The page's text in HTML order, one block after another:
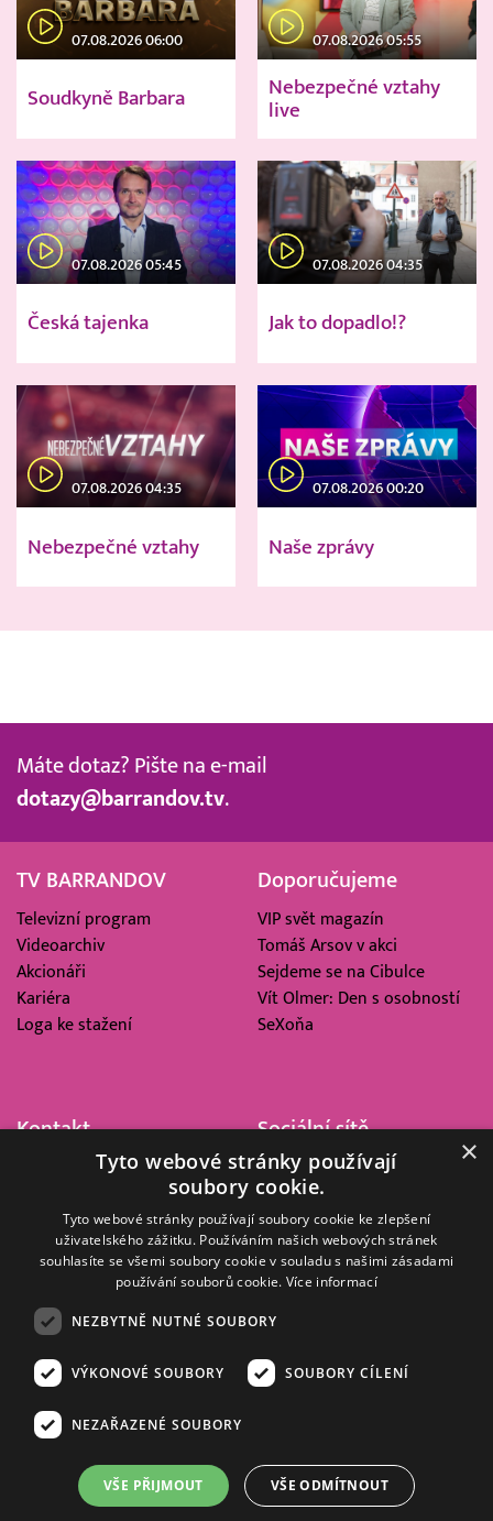
07.08.2026 06:00
Soudkyně Barbara
07.08.2026 05:55
Nebezpečné vztahy
live
07.08.2026 05:45
Česká tajenka
07.08.2026 04:35
Jak to dopadlo!?
07.08.2026 04:35
Nebezpečné vztahy
07.08.2026 00:20
Naše zprávy
Máte dotaz? Pište na e-mail
dotazy@barrandov.tv.
TV BARRANDOV
Televizní program
Videoarchiv
Akcionáři
Kariéra
Loga ke stažení
Doporučujeme
VIP svět magazín
Tomáš Arsov v akci
Sejdeme se na Cibulce
Vít Olmer: Den s osobností
SeXoňa
Kontakt
Barrandov Televizní Studio,
Kříženeckého nám. 322
152 00 Praha 5
IČ 416 93 311
Sociální sítě
© 2008–2026 EMPRESA MEDIA, a.s. Všechna práva vyhrazena.
Zásady ochrany osobních a dalších zpracovávaných údajů
Informace o měření sledovanosti videa ve video archivu
Nielsen Digital Measurement
. Využíváme grafické podklady z
×
Tyto webové stránky používají
soubory cookie.
Tyto webové stránky používají soubory cookie ke zlepšení
uživatelského zážitku. Používáním našich webových stránek
souhlasíte se všemi soubory cookie v souladu s našimi zásadami
používání souborů cookie. Více informací
NEZBYTNĚ NUTNÉ SOUBORY
VÝKONOVÉ SOUBORY SOUBORY CÍLENÍ
NEZAŘAZENÉ SOUBORY
VŠE PŘIJMOUT VŠE ODMÍTNOUT